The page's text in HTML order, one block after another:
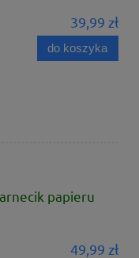
39,99 zł
do koszyka
papieru
49,99 zł